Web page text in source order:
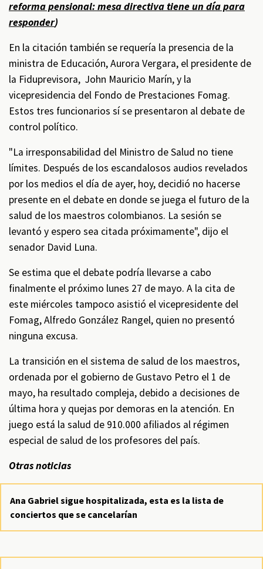
reforma pensional: mesa directiva tiene un día para
responder)
En la citación también se requería la presencia de la
ministra de Educación, Aurora Vergara, el presidente de
la Fiduprevisora, John Mauricio Marín, y la
vicepresidencia del Fondo de Prestaciones Fomag.
Estos tres funcionarios sí se presentaron al debate de
control político.
"La irresponsabilidad del Ministro de Salud no tiene
límites. Después de los escandalosos audios revelados
por los medios el día de ayer, hoy, decidió no hacerse
presente en el debate en donde se juega el futuro de la
salud de los maestros colombianos. La sesión se
levantó y espero sea citada próximamente", dijo el
senador David Luna.
Se estima que el debate podría llevarse a cabo
finalmente el próximo lunes 27 de mayo. A la cita de
este miércoles tampoco asistió el vicepresidente del
Fomag, Alfredo González Rangel, quien no presentó
ninguna excusa.
La transición en el sistema de salud de los maestros,
ordenada por el gobierno de Gustavo Petro el 1 de
mayo, ha resultado compleja, debido a decisiones de
última hora y quejas por demoras en la atención. En
juego está la salud de 910.000 afiliados al régimen
especial de salud de los profesores del país.
Otras noticias
Ana Gabriel sigue hospitalizada, esta es la lista de
conciertos que se cancelarían